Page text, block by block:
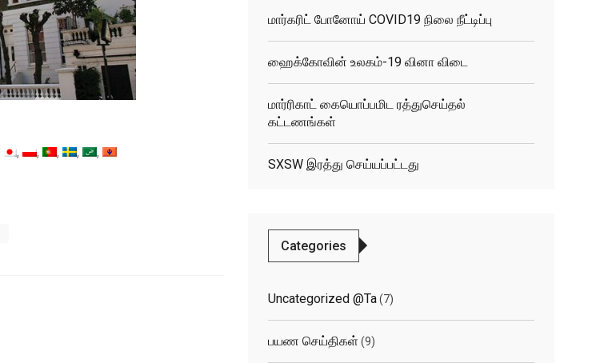
Related
மார்கரிட் போனோய் COVID19 நிலை நீட்டிப்பு
ஹைக்கோவின் உலகம்-19 வினா விடை
மார்ரிகாட் கையொப்பமிட ரத்துசெய்தல்
கட்டணங்கள்
SXSW இரத்து செய்யப்பட்டது
Categories
Uncategorized @ta(7)
பயண செய்திகள் (9)